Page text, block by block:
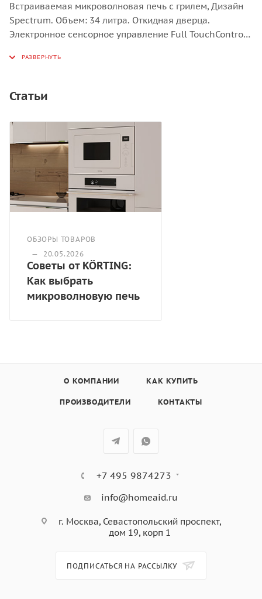
Встраиваемая микроволновая печь с грилем, Дизайн
Spectrum. Объем: 34 литра. Откидная дверца.
Электронное сенсорное управление Full TouchControl.
мощность микроволн - 900 Вт. 5 уровней мощности
Комбинированные режимы (СВЧ+гриль). 8
Многоступенчатый режим. Внутреннее освещение.
Рабочая камера из нержавеющей стали. Диаметр
поворотного стола - 34,5 см. Мощность подключения:
1,45 кВт. Цвет прибора: серое стекло. Ручка и вставки
из нержавеющей стали. Размеры (ШхГхВ):
596x456х382, мм. Страна производства: Китай
Статьи
ОБЗОРЫ ТОВАРОВ
—
20.05.2026
Советы от KÖRTING:
Как выбрать
микроволновую печь
О КОМПАНИИ КАК КУПИТЬ
ПРОИЗВОДИТЕЛИ КОНТАКТЫ
+7 495 9874273
info@homeaid.ru
г. Москва, Севастопольский проспект,
дом 19, корп 1
ПОДПИСАТЬСЯ НА РАССЫЛКУ